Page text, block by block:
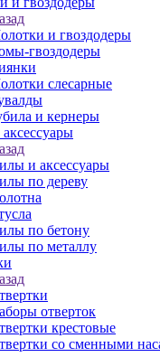
и гвоздодеры
гвоздодеры
слесарные
и кернеры
и аксессуары
по дереву
по бетону
по металлу
отверток
крестовые
со сменными